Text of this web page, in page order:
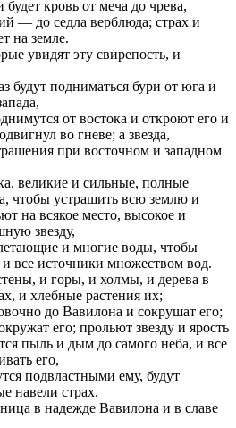
кровь от меча до чрева,
— до седла верблюда; страх и
на земле.
увидят эту свирепость, и
будут подниматься бури от юга и
от востока и откроют его и
во гневе; а звезда,
при восточном и западном
великие и сильные, полные
чтобы устрашить всю землю и
на всякое место, высокое и
звезду,
и многие воды, чтобы
все источники множеством вод.
и горы, и холмы, и дерева в
и хлебные растения их;
до Вавилона и сокрушат его;
его; прольют звезду и ярость
пыль и дым до самого неба, и все
его,
подвластными ему, будут
навели страх.
в надежде Вавилона и в славе